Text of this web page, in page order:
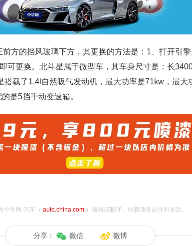
方的挡风玻璃下方，其更换的方法是：1、打开引
可更换。北斗星属于微型车，其车身尺寸是：长
搭载了1.4l自然吸气发动机，最大功率是71kw，最大
是5挡手动变速箱。
中华网·汽车（ auto.china.com）编辑或翻译，转载请务必注明来源。
分享： 微信 微博